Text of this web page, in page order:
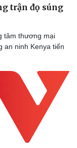
trận đọ súng
tâm thương mại
an ninh Kenya tiến